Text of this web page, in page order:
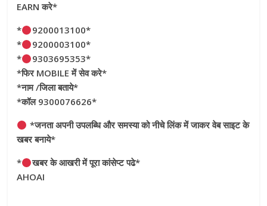
EARN करे*
*
9200013100*
*
9200003100*
*
9303695353*
*फिर MOBILE में सेव करे*
*नाम /जिला बताये*
*कॉल 9300076626*
*जनता अपनी उपलब्धि और समस्या को नीचे लिंक में जाकर वेब साइट के
खबर बनाये*
*
खबर के आखरी में पूरा कांसेप्ट पढे*
AHOAI